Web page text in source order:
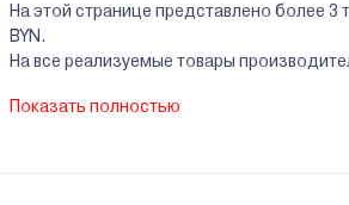
На этой странице представлено более 3
BYN.
На все реализуемые товары
Показать полностью